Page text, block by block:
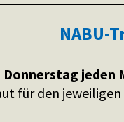
NABU-
jeden
für den